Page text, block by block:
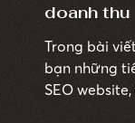
doanh thu
Trong bài
bạn những
SEO